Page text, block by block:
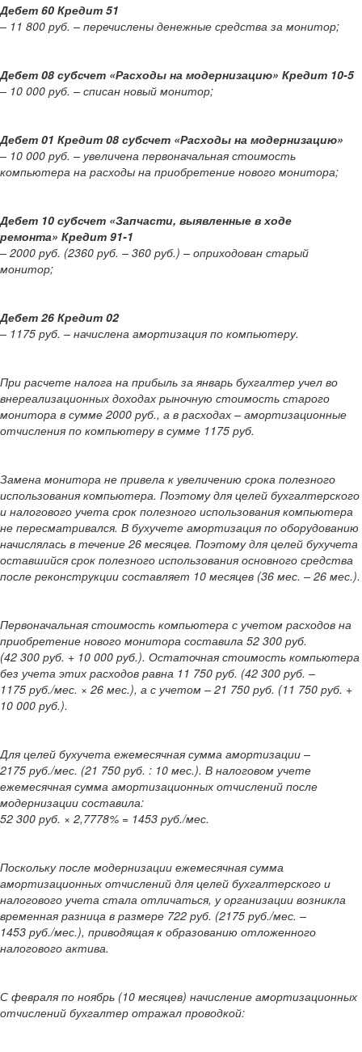
Дебет 60 Кредит 51
– 11 800 руб. – перечислены денежные средства за монитор;
Дебет 08 субсчет «Расходы на модернизацию» Кредит 10-5
– 10 000 руб. – списан новый монитор;
Дебет 01 Кредит 08 субсчет «Расходы на модернизацию»
– 10 000 руб. – увеличена первоначальная стоимость
компьютера на расходы на приобретение нового монитора;
Дебет 10 субсчет «Запчасти, выявленные в ходе
ремонта» Кредит 91-1
– 2000 руб. (2360 руб. – 360 руб.) – оприходован старый
монитор;
Дебет 26 Кредит 02
– 1175 руб. – начислена амортизация по компьютеру.
При расчете налога на прибыль за январь бухгалтер учел во
внереализационных доходах рыночную стоимость старого
монитора в сумме 2000 руб., а в расходах – амортизационные
отчисления по компьютеру в сумме 1175 руб.
Замена монитора не привела к увеличению срока полезного
использования компьютера. Поэтому для целей бухгалтерского
и налогового учета срок полезного использования компьютера
не пересматривался. В бухучете амортизация по оборудованию
начислялась в течение 26 месяцев. Поэтому для целей бухучета
оставшийся срок полезного использования основного средства
после реконструкции составляет 10 месяцев (36 мес. – 26 мес.).
Первоначальная стоимость компьютера с учетом расходов на
приобретение нового монитора составила 52 300 руб.
(42 300 руб. + 10 000 руб.). Остаточная стоимость компьютера
без учета этих расходов равна 11 750 руб. (42 300 руб. –
1175 руб./мес. × 26 мес.), а с учетом – 21 750 руб. (11 750 руб. +
10 000 руб.).
Для целей бухучета ежемесячная сумма амортизации –
2175 руб./мес. (21 750 руб. : 10 мес.). В налоговом учете
ежемесячная сумма амортизационных отчислений после
модернизации составила:
52 300 руб. × 2,7778% = 1453 руб./мес.
Поскольку после модернизации ежемесячная сумма
амортизационных отчислений для целей бухгалтерского и
налогового учета стала отличаться, у организации возникла
временная разница в размере 722 руб. (2175 руб./мес. –
1453 руб./мес.), приводящая к образованию отложенного
налогового актива.
С февраля по ноябрь (10 месяцев) начисление амортизационных
отчислений бухгалтер отражал проводкой: